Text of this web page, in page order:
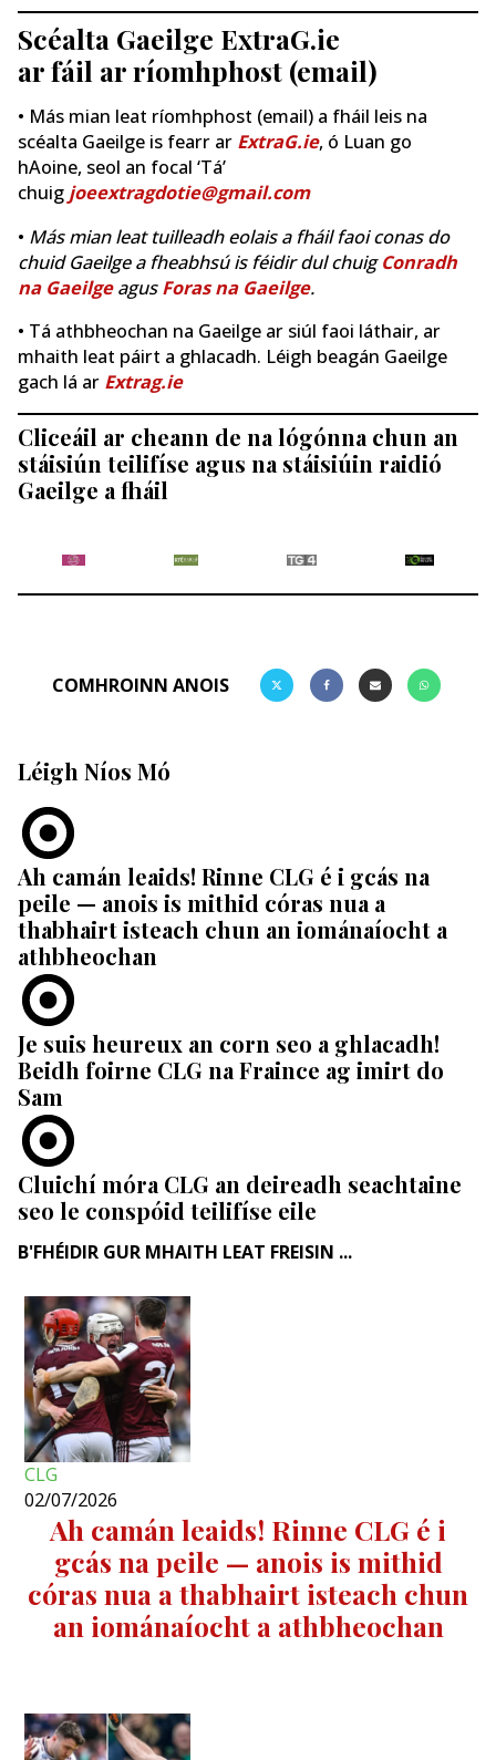
Scéalta Gaeilge ExtraG.ie
ar fáil ar ríomhphost (email)
• Más mian leat ríomhphost (email) a fháil leis na
scéalta Gaeilge is fearr ar ExtraG.ie, ó Luan go
hAoine, seol an focal ‘Tá’
chuig joeextragdotie@gmail.com
• Más mian leat tuilleadh eolais a fháil faoi conas do
chuid Gaeilge a fheabhsú is féidir dul chuigConradh
na GaeilgeagusForas na Gaeilge.
• Tá athbheochan na Gaeilge ar siúl faoi láthair, ar
mhaith leat páirt a ghlacadh. Léigh beagán Gaeilge
gach lá ar Extrag.ie
Cliceáil ar cheann de na lógónna chun an
stáisiún teilifíse agus na stáisiúin raidió
Gaeilge a fháil
COMHROINN ANOIS
Léigh Níos Mó
Ah camán leaids! Rinne CLG é i gcás na
peile — anois is mithid córas nua a
thabhairt isteach chun an iománaíocht a
athbheochan
Je suis heureux an corn seo a ghlacadh!
Beidh foirne CLG na Fraince ag imirt do
Sam
Cluichí móra CLG an deireadh seachtaine
seo le conspóid teilifíse eile
B'FHÉIDIR GUR MHAITH LEAT FREISIN ...
CLG
02/07/2026
Ah camán leaids! Rinne CLG é i
gcás na peile — anois is mithid
córas nua a thabhairt isteach chun
an iománaíocht a athbheochan